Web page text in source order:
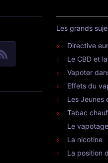
Les grands
Directive
Le CBD et
Vapoter
Effets du
Les Jeunes
Tabac
Le
La nicotine
La position